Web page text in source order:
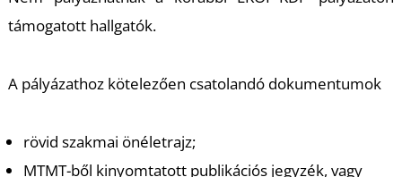
támogatott hallgatók.
A pályázathoz kötelezően csatolandó dokumentumok
rövid szakmai önéletrajz;
MTMT-ből kinyomtatott publikációs jegyzék, vagy